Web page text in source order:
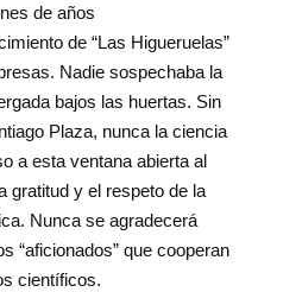
de años
de “Las Higueruelas”
Nadie sospechaba la
bajos las huertas. Sin
Plaza, nunca la ciencia
a esta ventana abierta al
gratitud y el respeto de la
Nunca se agradecerá
“aficionados” que cooperan
científicos.